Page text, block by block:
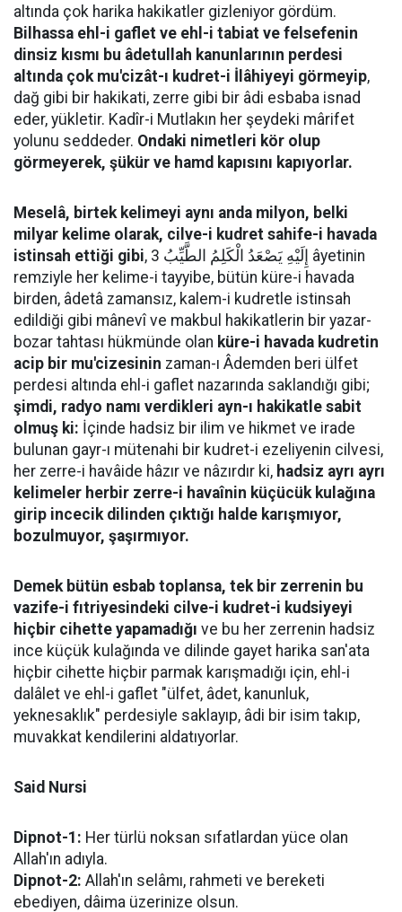
altında çok harika hakikatler gizleniyor gördüm.
Bilhassa ehl-i gaflet ve ehl-i tabiat ve felsefenin
dinsiz kısmı bu âdetullah kanunlarının perdesi
altında çok mu'cizât-ı kudret-i İlâhiyeyi görmeyip,
dağ gibi bir hakikati, zerre gibi bir âdi esbaba isnad
eder, yükletir. Kadîr-i Mutlakın her şeydeki mârifet
yolunu seddeder. Ondaki nimetleri kör olup
görmeyerek, şükür ve hamd kapısını kapıyorlar.
Meselâ, birtek kelimeyi aynı anda milyon, belki
milyar kelime olarak, cilve-i kudret sahife-i havada
istinsah ettiği gibi, إِلَيْهِ يَصْعَدُ الْكَلِمُ الطَّيِّبُ 3 âyetinin
remziyle her kelime-i tayyibe, bütün küre-i havada
birden, âdetâ zamansız, kalem-i kudretle istinsah
edildiği gibi mânevî ve makbul hakikatlerin bir yazar-
bozar tahtası hükmünde olan küre-i havada kudretin
acip bir mu'cizesinin zaman-ı Âdemden beri ülfet
perdesi altında ehl-i gaflet nazarında saklandığı gibi;
şimdi, radyo namı verdikleri ayn-ı hakikatle sabit
olmuş ki: İçinde hadsiz bir ilim ve hikmet ve irade
bulunan gayr-ı mütenahi bir kudret-i ezeliyenin cilvesi,
her zerre-i havâide hâzır ve nâzırdır ki, hadsiz ayrı ayrı
kelimeler herbir zerre-i havaînin küçücük kulağına
girip incecik dilinden çıktığı halde karışmıyor,
bozulmuyor, şaşırmıyor.
Demek bütün esbab toplansa, tek bir zerrenin bu
vazife-i fıtriyesindeki cilve-i kudret-i kudsiyeyi
hiçbir cihette yapamadığı ve bu her zerrenin hadsiz
ince küçük kulağında ve dilinde gayet harika san'ata
hiçbir cihette hiçbir parmak karışmadığı için, ehl-i
dalâlet ve ehl-i gaflet "ülfet, âdet, kanunluk,
yeknesaklık" perdesiyle saklayıp, âdi bir isim takıp,
muvakkat kendilerini aldatıyorlar.
Said Nursi
Dipnot-1: Her türlü noksan sıfatlardan yüce olan
Allah'ın adıyla.
Dipnot-2: Allah'ın selâmı, rahmeti ve bereketi
ebediyen, dâima üzerinize olsun.